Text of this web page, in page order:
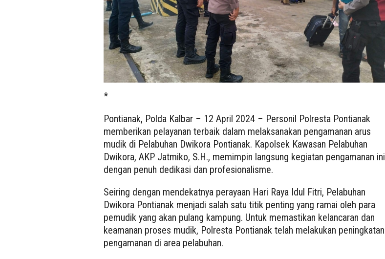
*
Pontianak, Polda Kalbar – 12 April 2024 – Personil Polresta Pontianak
memberikan pelayanan terbaik dalam melaksanakan pengamanan arus
mudik di Pelabuhan Dwikora Pontianak. Kapolsek Kawasan Pelabuhan
Dwikora, AKP Jatmiko, S.H., memimpin langsung kegiatan pengamanan ini
dengan penuh dedikasi dan profesionalisme.
Seiring dengan mendekatnya perayaan Hari Raya Idul Fitri, Pelabuhan
Dwikora Pontianak menjadi salah satu titik penting yang ramai oleh para
pemudik yang akan pulang kampung. Untuk memastikan kelancaran dan
keamanan proses mudik, Polresta Pontianak telah melakukan peningkatan
pengamanan di area pelabuhan.